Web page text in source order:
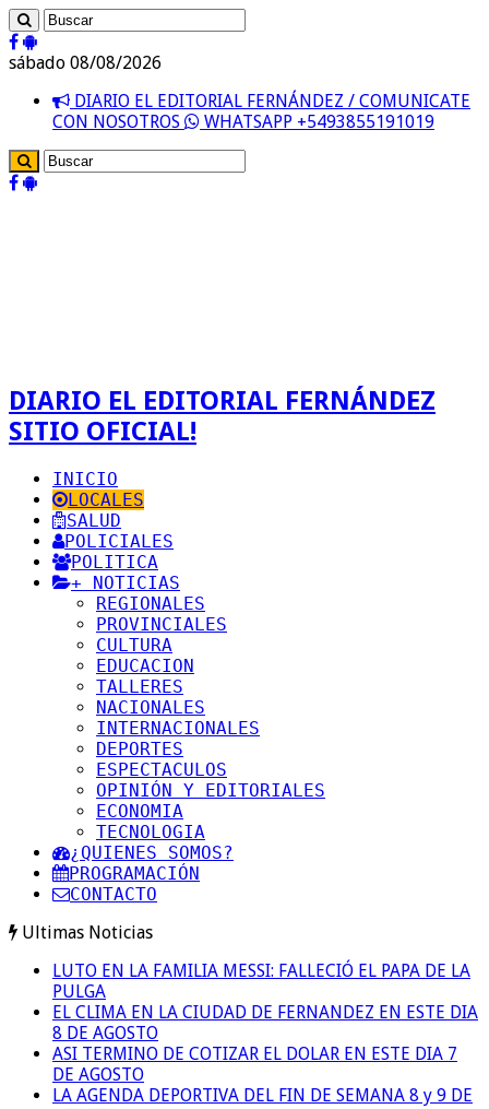
sábado 08/08/2026
DIARIO EL EDITORIAL FERNÁNDEZ / COMUNICATE
CON NOSOTROS
WHATSAPP +5493855191019
DIARIO EL EDITORIAL FERNÁNDEZ
SITIO OFICIAL!
INICIO
LOCALES
SALUD
POLICIALES
POLITICA
+ NOTICIAS
REGIONALES
PROVINCIALES
CULTURA
EDUCACION
TALLERES
NACIONALES
INTERNACIONALES
DEPORTES
ESPECTACULOS
OPINIÓN Y EDITORIALES
ECONOMIA
TECNOLOGIA
¿QUIENES SOMOS?
PROGRAMACIÓN
CONTACTO
Ultimas Noticias
LUTO EN LA FAMILIA MESSI: FALLECIÓ EL PAPA DE LA
PULGA
EL CLIMA EN LA CIUDAD DE FERNANDEZ EN ESTE DIA
8 DE AGOSTO
ASI TERMINO DE COTIZAR EL DOLAR EN ESTE DIA 7
DE AGOSTO
LA AGENDA DEPORTIVA DEL FIN DE SEMANA 8 y 9 DE